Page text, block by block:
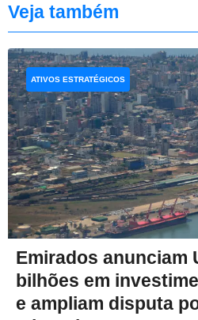
Veja também
Emirados anunciam
bilhões em
e ampliam disputa
ATIVOS ESTRATÉGICOS